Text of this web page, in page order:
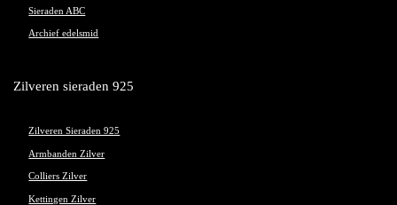
Sieraden ABC
Archief edelsmid
Zilveren sieraden 925
Zilveren Sieraden 925
Armbanden Zilver
Colliers Zilver
Kettingen Zilver